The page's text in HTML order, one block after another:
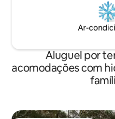
Ar-
Aluguel por
acomodações com